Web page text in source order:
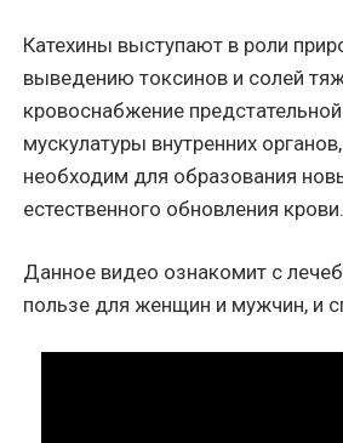
Катехины выступают в роли
выведению токсинов и солей
кровоснабжение
мускулатуры внутренних
необходим для образования
естественного обновления крови.
Данное видео ознакомит с
пользе для женщин и мужчин, и